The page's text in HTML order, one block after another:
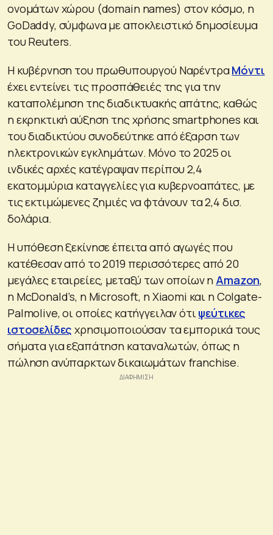
ονομάτων χώρου (domain names) στον κόσμο, η
GoDaddy, σύμφωνα με αποκλειστικό δημοσίευμα
του Reuters.
Η κυβέρνηση του πρωθυπουργού ΝαρέντραΜόντι
έχει εντείνει τις προσπάθειές της για την
καταπολέμηση της διαδικτυακής απάτης, καθώς
η εκρηκτική αύξηση της χρήσης smartphones και
του διαδικτύου συνοδεύτηκε από έξαρση των
ηλεκτρονικών εγκλημάτων. Μόνο το 2025 οι
ινδικές αρχές κατέγραψαν περίπου 2,4
εκατομμύρια καταγγελίες για κυβερνοαπάτες, με
τις εκτιμώμενες ζημιές να φτάνουν τα 2,4 δισ.
δολάρια.
Η υπόθεση ξεκίνησε έπειτα από αγωγές που
κατέθεσαν από το 2019 περισσότερες από 20
μεγάλες εταιρείες, μεταξύ των οποίων η Amazon,
η McDonald’s, η Microsoft, η Xiaomi και η Colgate-
Palmolive, οι οποίες κατήγγειλαν ότι ψεύτικες
ιστοσελίδες χρησιμοποιούσαν τα εμπορικά τους
σήματα για εξαπάτηση καταναλωτών, όπως η
πώληση ανύπαρκτων δικαιωμάτων franchise.